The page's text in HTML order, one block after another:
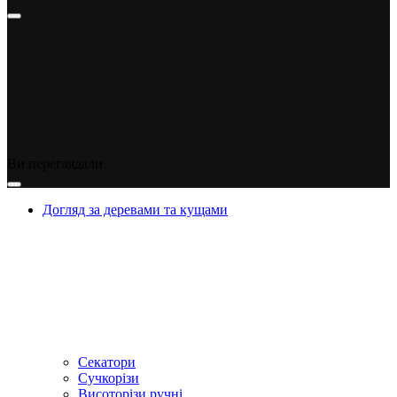
Догляд за деревами та кущами
Секатори
Сучкорізи
Висоторізи ручні